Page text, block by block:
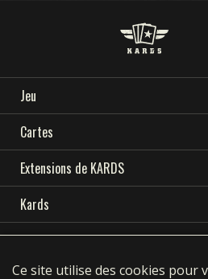
Ce site utilise des cookies pour
TÉLÉCHARGER
COMMUNAUTÉ
LANGUE
Polski
Português
Jeu
BIENVENUE SUR KARDS
COMMENT JOUER
BOUTIQUE
NATIONS
ACADÉMIE KARDS
FAQ
Cartes
CARDS COLLECTION
CONSTRUCTEUR DE DECK
DECKS
Extensions de KARDS
TEMPÊTE EN OCÉANIE
DÉBUT DE GUERRE
Kards
TÉLÉCHARGER